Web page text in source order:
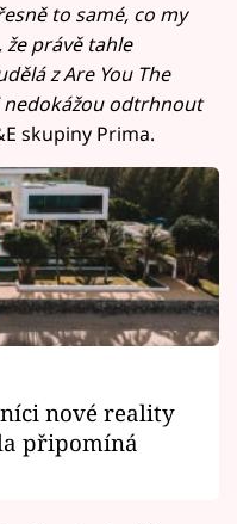
to samé, co my
že právě tahle
z Are You The
nedokážou odtrhnout
skupiny Prima.
nové reality
připomíná